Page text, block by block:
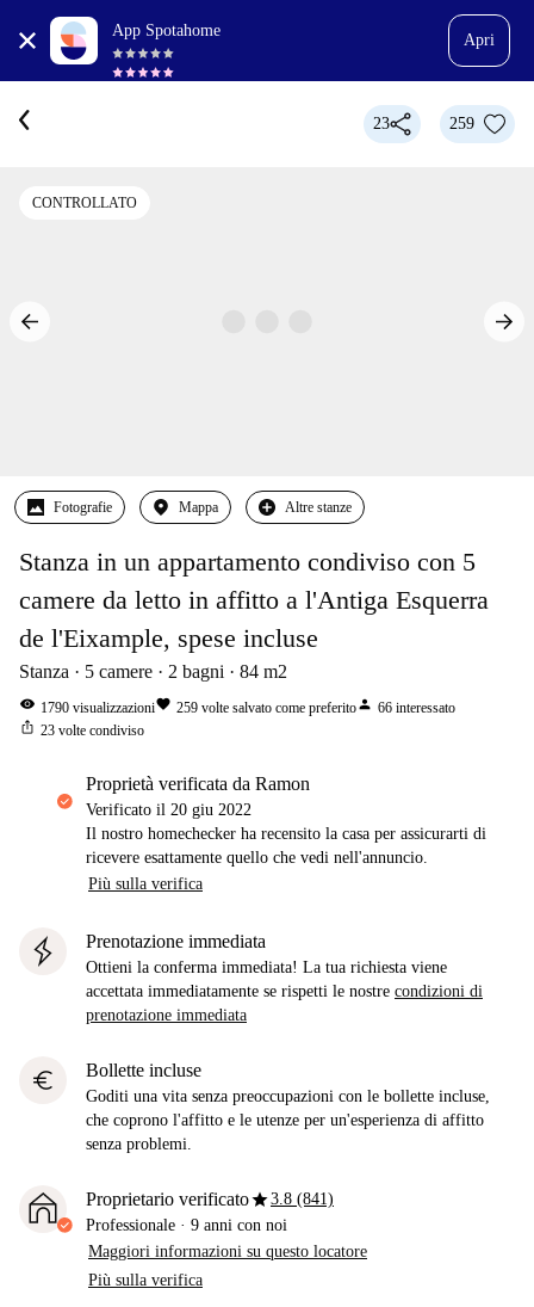
App Spotahome
Apri
23 259
CONTROLLATO
Fotografie Mappa Altre stanze
Stanza in un appartamento condiviso con 5
camere da letto in affitto a l'Antiga Esquerra
de l'Eixample, spese incluse
Stanza 5 camere 2 bagni 84 m2
visibility 1790 visualizzazionifavorite 259 volte salvato come preferitoperson 66 interessato
ios_share 23 volte condiviso
proprietà verificata da Ramon
Verificato il 20 giu 2022
Il nostro homechecker ha recensito la casa per assicurarti di
ricevere esattamente quello che vedi nell'annuncio.
Più sulla verifica
Prenotazione immediata
Ottieni la conferma immediata! La tua richiesta viene
accettata immediatamente se rispetti le nostre condizioni di
prenotazione immediata
euro Bollette incluse
Goditi una vita senza preoccupazioni con le bollette incluse,
che coprono l'affitto e le utenze per un'esperienza di affitto
senza problemi.
Proprietario verificatostar3.8 (841)
Professionale · 9 anni con noi
Maggiori informazioni su questo locatore
Più sulla verifica